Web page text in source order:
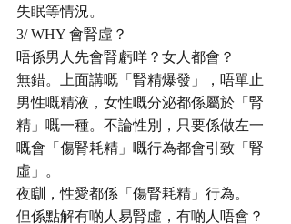
失眠等情況。
3/ WHY 會腎虛？
唔係男人先會腎虧咩？女人都會？
無錯。上面講嘅「腎精爆發」，唔單止
男性嘅精液，女性嘅分泌都係屬於「腎
精」嘅一種。不論性別，只要係做左一
嘅會「傷腎耗精」嘅行為都會引致「腎
虛」。
夜瞓，性愛都係「傷腎耗精」行為。
但係點解有啲人易腎虛，有啲人唔會？